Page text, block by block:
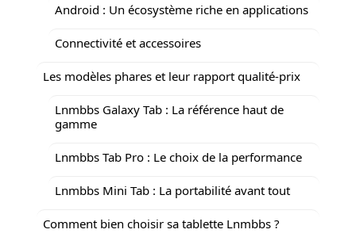
Android : Un écosystème riche en applications
Connectivité et accessoires
Les modèles phares et leur rapport qualité-prix
Lnmbbs Galaxy Tab : La référence haut de
gamme
Lnmbbs Tab Pro : Le choix de la performance
Lnmbbs Mini Tab : La portabilité avant tout
Comment bien choisir sa tablette Lnmbbs ?